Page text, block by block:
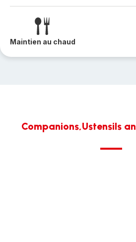
Maintien au chaud
Companions,Ustensils